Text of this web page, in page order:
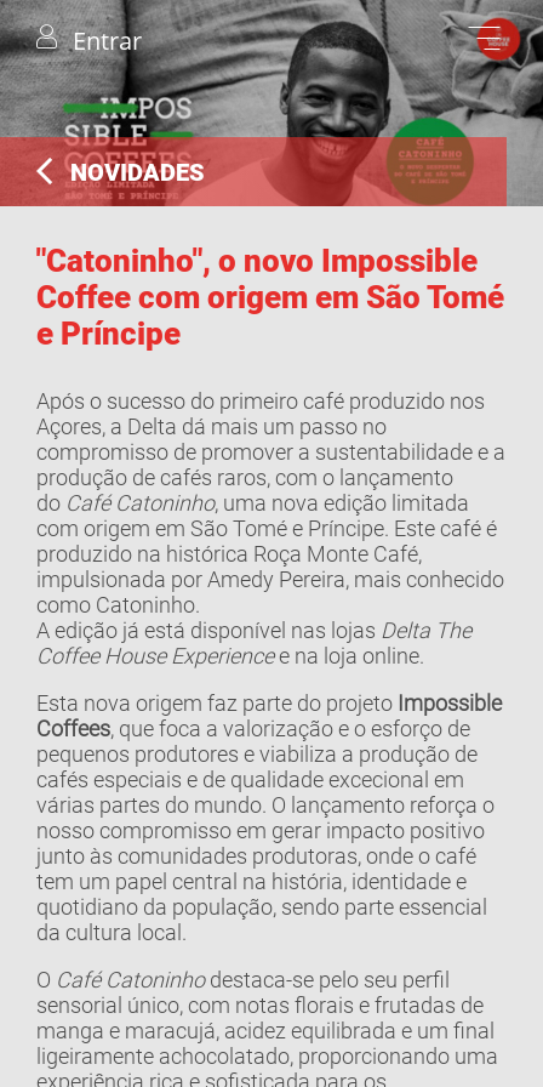
Entrar
NOVIDADES
"Catoninho", o novo Impossible
Coffee com origem em São Tomé
e Príncipe
Após o sucesso do primeiro café produzido nos
Açores, a Delta dá mais um passo no
compromisso de promover a sustentabilidade e a
produção de cafés raros, com o lançamento
do Café Catoninho, uma nova edição limitada
com origem em São Tomé e Príncipe. Este café é
produzido na histórica Roça Monte Café,
impulsionada por Amedy Pereira, mais conhecido
como Catoninho.
A edição já está disponível nas lojas Delta The
Coffee House Experiencee na loja online.
Esta nova origem faz parte do projeto Impossible
Coffees, que foca a valorização e o esforço de
pequenos produtores e viabiliza a produção de
cafés especiais e de qualidade excecional em
várias partes do mundo. O lançamento reforça o
nosso compromisso em gerar impacto positivo
junto às comunidades produtoras, onde o café
tem um papel central na história, identidade e
quotidiano da população, sendo parte essencial
da cultura local.
O Café Catoninhodestaca-se pelo seu perfil
sensorial único, com notas florais e frutadas de
manga e maracujá, acidez equilibrada e um final
ligeiramente achocolatado, proporcionando uma
experiência rica e sofisticada para os